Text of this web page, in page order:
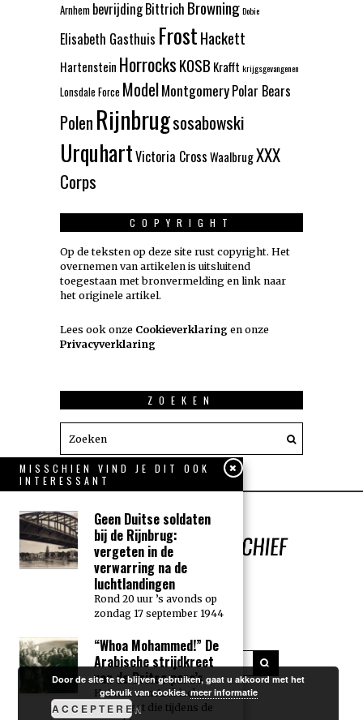
Arnhem bevrijdingBittrich BrowningDobie
Elisabeth Gasthuis FrostHackett
Hartenstein HorrocksKOSB Krafft krijgsgevangenen
Lonsdale Force ModelMontgomeryPolar Bears
PolenRijnbrugsosabowski
UrquhartVictoria CrossWaalbrugXXX
Corps
COPYRIGHT
Op de teksten op deze site rust copyright. Het
overnemen van artikelen is uitsluitend
toegestaan met bronvermelding en link naar
het originele artikel.
Lees ook onze Cookieverklaring en onze
Privacyverklaring
ZOEKEN
MISSCHIEN VIND JE DIT OOK
INTERESSANT
Geen Duitse soldaten
bij de Rijnbrug:
vergeten in de
verwarring na de
luchtlandingen
Rond 20 uur ’s avonds op
zondag 17 september 1944
“Whoa Mohammed!” De
Arabische strijdkreet
van de Britse para’s
Het was een Arabische
strijdkreet die tijdens de
Door de site te te blijven gebruiken, gaat u akkoord met het
gebruik van cookies.meer informatie
ACCEPTEREN